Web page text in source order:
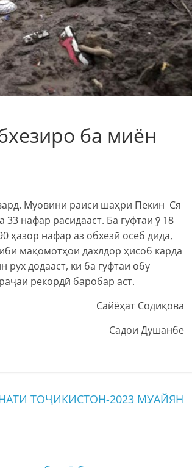
ба миён
Муовини раиси шаҳри Пекин Ся
нафар расидааст. Ба гуфтаи ӯ 18
ҳазор нафар аз обхезӣ осеб дида,
мақомотҳои дахлдор ҳисоб карда
додааст, ки ба гуфтаи обу
рекордӣ баробар аст.
Сайёҳат Содиқова
Садои Душанбе
ТОҶИКИСТОН-2023 МУАЙЯН